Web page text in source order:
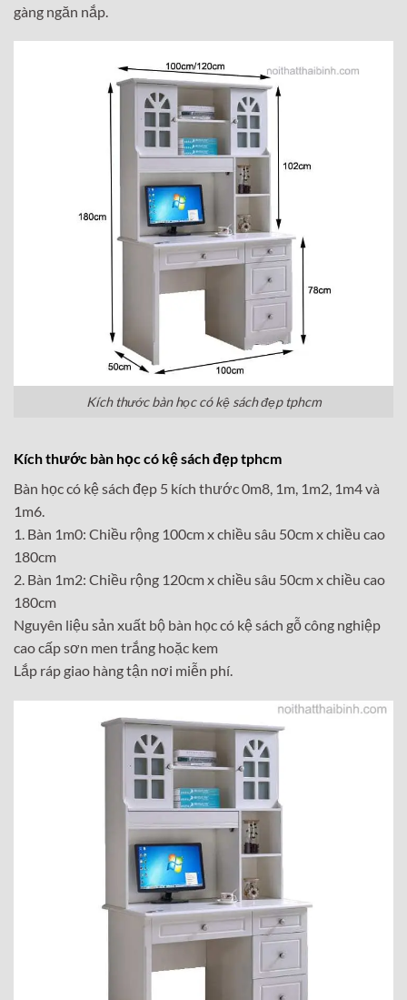
gàng ngăn nắp.
Kích thước bàn học có kệ sách đẹp tphcm
Kích thước bàn học có kệ sách đẹp tphcm
Bàn học có kệ sách đẹp 5 kích thước 0m8, 1m, 1m2, 1m4 và
1m6.
1. Bàn 1m0: Chiều rộng 100cm x chiều sâu 50cm x chiều cao
180cm
2. Bàn 1m2: Chiều rộng 120cm x chiều sâu 50cm x chiều cao
180cm
Nguyên liệu sản xuất bộ bàn học có kệ sách gỗ công nghiệp
cao cấp sơn men trắng hoặc kem
Lắp ráp giao hàng tận nơi miễn phí.